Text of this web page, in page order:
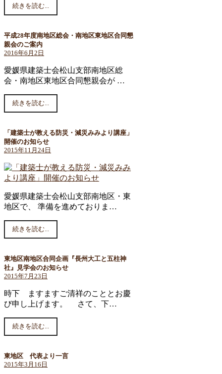
続きを読む...
平成28年度南地区総会・南地区東地区合同懇
親会のご案内
2016年6月2日
愛媛県建築士会松山支部南地区総
会・南地区東地区合同懇親会が …
続きを読む...
「建築士が教える防災・減災みみより講座」
開催のお知らせ
2015年11月24日
愛媛県建築士会松山支部南地区・東
地区で、 準備を進めておりま…
続きを読む...
東地区南地区合同企画『長州大工と五柱神
社』見学会のお知らせ
2015年7月23日
時下 ますますご清祥のこととお慶
び申し上げます。 さて、下…
続きを読む...
東地区 代表より一言
2015年3月16日